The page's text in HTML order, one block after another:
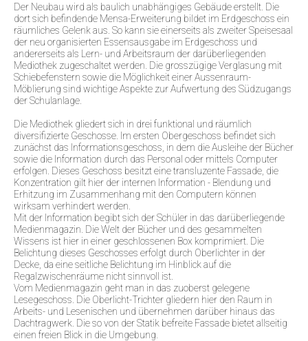
Der Neubau wird als baulich unabhängiges Gebäude erstellt. Die
dort sich befindende Mensa-Erweiterung bildet im Erdgeschoss ein
räumliches Gelenk aus. So kann sie einerseits als zweiter Speisesaal
der neu organisierten Essensausgabe im Erdgeschoss und
andererseits als Lern- und Arbeitsraum der darüberliegenden
Mediothek zugeschaltet werden. Die grosszügige Verglasung mit
Schiebefenstern sowie die Möglichkeit einer Aussenraum-
Möblierung sind wichtige Aspekte zur Aufwertung des Südzugangs
der Schulanlage.
Die Mediothek gliedert sich in drei funktional und räumlich
diversifizierte Geschosse. Im ersten Obergeschoss befindet sich
zunächst das Informationsgeschoss, in dem die Ausleihe der Bücher
sowie die Information durch das Personal oder mittels Computer
erfolgen. Dieses Geschoss besitzt eine transluzente Fassade, die
Konzentration gilt hier der internen Information - Blendung und
Erhitzung im Zusammenhang mit den Computern können
wirksam verhindert werden.
Mit der Information begibt sich der Schüler in das darüberliegende
Medienmagazin. Die Welt der Bücher und des gesammelten
Wissens ist hier in einer geschlossenen Box komprimiert. Die
Belichtung dieses Geschosses erfolgt durch Oberlichter in der
Decke, da eine seitliche Belichtung im Hinblick auf die
Regalzwischenräume nicht sinnvoll ist.
Vom Medienmagazin geht man in das zuoberst gelegene
Lesegeschoss. Die Oberlicht-Trichter gliedern hier den Raum in
Arbeits- und Lesenischen und übernehmen darüber hinaus das
Dachtragwerk. Die so von der Statik befreite Fassade bietet allseitig
einen freien Blick in die Umgebung.